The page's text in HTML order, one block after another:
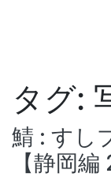
タグ:
鯖 : すし
【静岡編